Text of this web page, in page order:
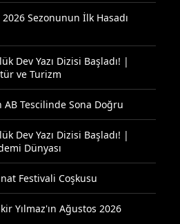
Sezonunun İlk Hasadı
Dev Yazı Dizisi Başladı! |
ve Turizm
AB Tescilinde Sona Doğru
Dev Yazı Dizisi Başladı! |
Dünyası
Festivali Coşkusu
Yılmaz'ın Ağustos 2026